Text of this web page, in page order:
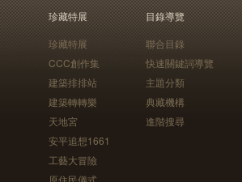
珍藏特展
珍藏特展
CCC創作集
建築排排站
建築轉轉樂
天地宮
安平追想1661
工藝大冒險
原住民儀式
目錄導覽
聯合目錄
快速關鍵詞導覽
主題分類
典藏機構
進階搜尋